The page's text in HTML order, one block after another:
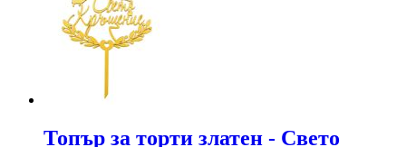
Топър за торти златен - Свето